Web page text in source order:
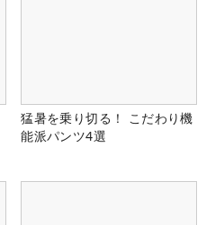
猛暑を乗り切る！ こだわり機
能派パンツ4選